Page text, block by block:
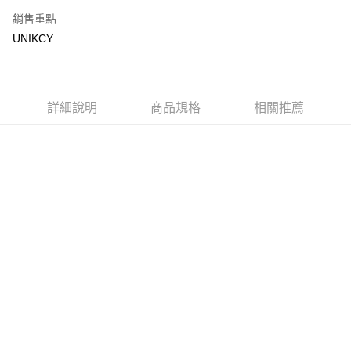
每筆NT$70，滿NT$499(含以上)免運費
銷售重點
UNIKCY
詳細說明 商品規格 相關推薦